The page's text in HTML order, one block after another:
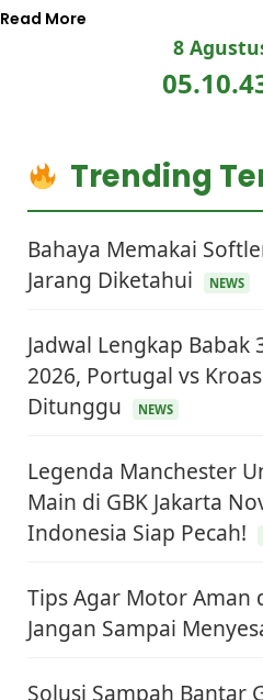
Read More
8
Trending
Bahaya Memakai
Jarang Diketahui
NEWS
Jadwal Lengkap Babak
2026, Portugal vs
Ditunggu
NEWS
Legenda Manchester
Main di GBK Jakarta
Indonesia Siap Pecah!
Tips Agar Motor Aman
Jangan Sampai
Solusi Sampah Bantar